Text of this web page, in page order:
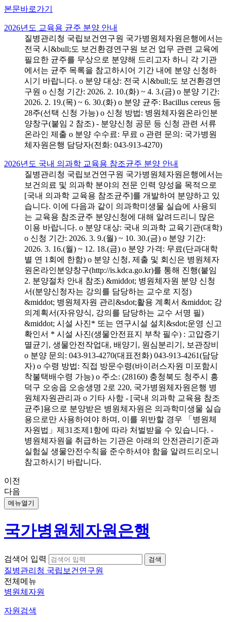
본문바로가기
2026년도 교육용 균주 분양 안내
질병관리청 국립보건연구원 국가병원체자원은행에서는
전국 시&bull;도 보건환경연구원 보건 업무 관련 교육에
필요한 균주를 무상으로 분양해 드리고자 하니 각 기관
에서는 균주 목록을 참고하시어 기간 내에 분양 신청하
시기 바랍니다. o 분양 대상: 전국 시&bull;도 보건환경연
구원 o 신청 기간: 2026. 2. 10.(화) ~ 4. 3.(금) o 분양 기간:
2026. 2. 19.(목) ~ 6. 30.(화) o 분양 균주: Bacillus cereus 등
28주(선택 신청 가능) o 신청 방법: 병원체자원온라인분
양창구(붙임 2 참조) - 분양신청 공문 등 신청 관련 서류
온라인 제출 o 분양 수수료: 무료 o 관련 문의: 국가병원
체자원은행 담당자(전화: 043-913-4270)
2026년도 국내 의과학 교육용 참조균주 분양 안내
질병관리청 국립보건연구원 국가병원체자원은행에서는
보건의료 및 의과학 분야의 전문 인력 양성을 목적으로
[국내 의과학 교육용 참조균주]를 개발하여 분양하고 있
습니다. 이에 다음과 같이 의과학미생물 실습에 사용되
는 교육용 참조균주 분양신청에 대해 알려드리니 많은
이용 바랍니다. o 분양 대상: 국내 의과학 교육기관(대학)
o 신청 기간: 2026. 3. 9.(월) ~ 10. 30.(금) o 분양 기간:
2026. 3. 16.(월) ~ 12. 18.(금) o 분양 가격: 무료(단과대학
별 연 1회에 한함) o 분양 신청, 제출 및 회신은 병원체자
원온라인분양창구(http://is.kdca.go.kr)를 통해 진행(붙임
2. 분양절차 안내 참조) &middot; 병원체자원 분양 신청
서(분양신청자는 강의를 담당하는 교수로 지정)
&middot; 병원체자원 관리&sdot;활용 계획서 &middot; 강
의계획서(자유양식, 강의를 담당하는 교수 서명 필)
&middot; 시설 사진* 또는 연구시설 설치&sdot;운영 신고
확인서 * 시설 사진(생물안전표지 부착 필수) : 고압증기
멸균기, 생물안전작업대, 배양기, 원심분리기, 보관장비
o 분양 문의: 043-913-4270(대표전화) 043-913-4261(담당
자) o 수령 방법: 직접 방문수령(바이러스자원 미포함시
착불택배수령 가능) o 주소: (28160) 충청북도 청주시 흥
덕구 오송읍 오송생명 2로 220, 국가병원체자원은행 병
원체자원관리과 o 기타 사항 - [국내 의과학 교육용 참조
균주]용으로 분양받은 병원체자원은 의과학미생물 실습
용으로만 사용하여야 하며, 이를 위반할 경우 「병원체
자원법」제31조제1항에 따라 처벌받을 수 있습니다. -
병원체자원을 취급하는 기관은 아래의 안전관리기준과
실험실 생물안전수칙을 준수하셔야 함을 알려드리오니
참고하시기 바랍니다.
이전
다음
메뉴열기
국가병원체자원은행
검색어 입력
질병관리청 국립보건연구원
전체메뉴
병원체자원
자원검색